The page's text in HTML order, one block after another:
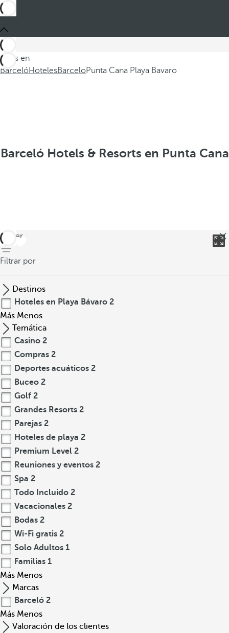
Estás en
BarcelóHotelesBarceloPunta Cana Playa Bavaro
Barceló Hotels & Resorts en Punta Cana
volver
Filtrar por
Destinos
Hoteles en Playa Bávaro 2
Más Menos
Temática
Casino 2
Compras 2
Deportes acuáticos 2
Buceo 2
Golf 2
Grandes Resorts 2
Parejas 2
Hoteles de playa 2
Premium Level 2
Reuniones y eventos 2
Spa 2
Todo Incluido 2
Vacacionales 2
Bodas 2
Wi-Fi gratis 2
Solo Adultos 1
Familias 1
Más Menos
Marcas
Barceló 2
Más Menos
Valoración de los clientes